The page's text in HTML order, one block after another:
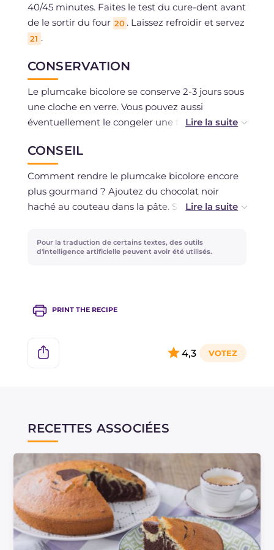
40/45 minutes. Faites le test du cure-dent avant
de le sortir du four 20 . Laissez refroidir et servez
21 .
CONSERVATION
Le plumcake bicolore se conserve 2-3 jours sous
une cloche en verre. Vous pouvez aussi
éventuellement le congeler une fois cuit, entier
CONSEIL
Comment rendre le plumcake bicolore encore
plus gourmand ? Ajoutez du chocolat noir
haché au couteau dans la pâte. Sinon, vous
concassées directement sur la préparation
avant de la mettre au four !
Pour la traduction de certains textes, des outils
d'intelligence artificielle peuvent avoir été utilisés.
PRINT THE RECIPE
4,3
RECETTES ASSOCIÉES